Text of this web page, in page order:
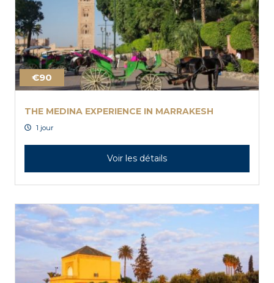
€90
THE MEDINA EXPERIENCE IN MARRAKESH
1 jour
Voir les détails